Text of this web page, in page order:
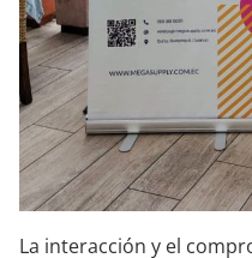
La interacción y el